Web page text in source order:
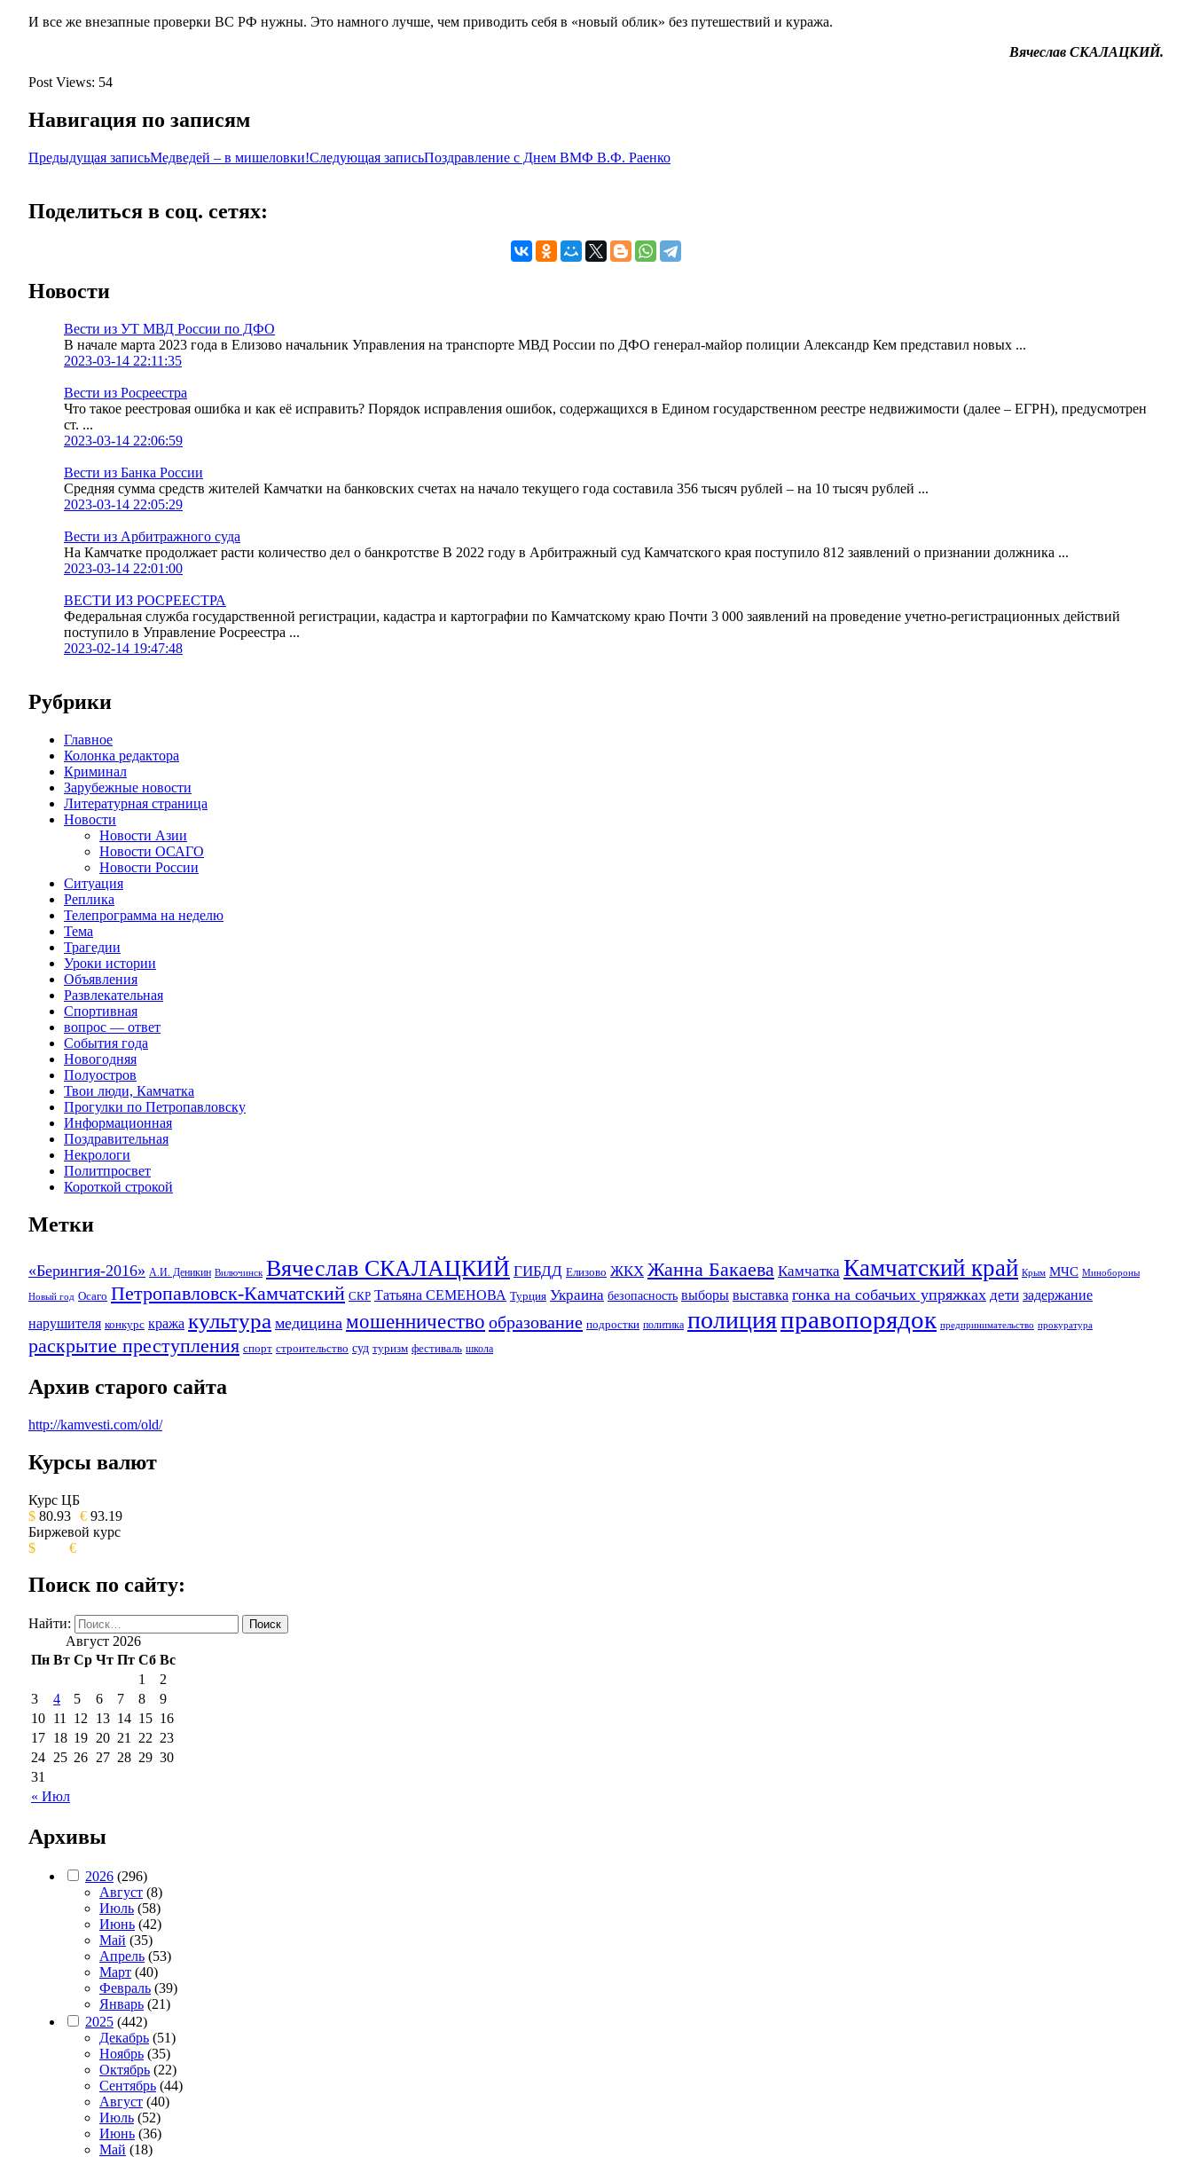
И все же внезапные проверки ВС РФ нужны. Это намного лучше, чем приводить себя в «новый облик» без путешествий и куража.
Вячеслав СКАЛАЦКИЙ.
Post Views: 54
Навигация по записям
Предыдущая записьМедведей – в мишеловки!Следующая записьПоздравление с Днем ВМФ В.Ф. Раенко
Поделиться в соц. сетях:
Новости
Вести из УТ МВД России по ДФО
В начале марта 2023 года в Елизово начальник Управления на транспорте МВД России по ДФО генерал-майор полиции Александр Кем представил новых ...
2023-03-14 22:11:35
Вести из Росреестра
Что такое реестровая ошибка и как её исправить? Порядок исправления ошибок, содержащихся в Едином государственном реестре недвижимости (далее – ЕГРН), предусмотрен
ст. ...
2023-03-14 22:06:59
Вести из Банка России
Средняя сумма средств жителей Камчатки на банковских счетах на начало текущего года составила 356 тысяч рублей – на 10 тысяч рублей ...
2023-03-14 22:05:29
Вести из Арбитражного суда
На Камчатке продолжает расти количество дел о банкротстве В 2022 году в Арбитражный суд Камчатского края поступило 812 заявлений о признании должника ...
2023-03-14 22:01:00
ВЕСТИ ИЗ РОСРЕЕСТРА
Федеральная служба государственной регистрации, кадастра и картографии по Камчатскому краю Почти 3 000 заявлений на проведение учетно-регистрационных действий
поступило в Управление Росреестра ...
2023-02-14 19:47:48
Рубрики
Главное
Колонка редактора
Криминал
Зарубежные новости
Литературная страница
Новости
Новости Азии
Новости ОСАГО
Новости России
Ситуация
Реплика
Телепрограмма на неделю
Тема
Трагедии
Уроки истории
Объявления
Развлекательная
Спортивная
вопрос — ответ
События года
Новогодняя
Полуостров
Твои люди, Камчатка
Прогулки по Петропавловску
Информационная
Поздравительная
Некрологи
Политпросвет
Короткой строкой
Метки
«Берингия-2016» А.И. Деникин Вилючинск Вячеслав СКАЛАЦКИЙ ГИБДД Елизово ЖКХ Жанна Бакаева Камчатка Камчатский край Крым МЧС Минобороны
Новый год Осаго Петропавловск-Камчатский СКР Татьяна СЕМЕНОВА Турция Украина безопасность выборы выставка гонка на собачьих упряжках дети задержание
нарушителя конкурс кража культура медицина мошенничество образование подростки политика полицияправопорядок предпринимательство прокуратура
раскрытие преступления спорт строительство суд туризм фестиваль школа
Архив старого сайта
http://kamvesti.com/old/
ОБЩЕСТВЕННО-ПОЛИТИЧЕСКОЕ ИЗДАНИЕ КАМЧАТСКОГО КРАЯ.
Курсы валют
Курс ЦБ
$ 80.93 € 93.19
Биржевой курс
$
€
Поиск по сайту:
Найти:
Август 2026
Пн Вт Ср Чт Пт Сб Вс
« Июл
1
2
3
4 5 6 7 8
9
10 11 12 13 14 15 16
17 18 19 20 21 22 23
24 25 26 27 28 29 30
31
Архивы
2026 (296)
Август (8)
Июль (58)
Июнь (42)
Май (35)
Апрель (53)
Март (40)
Февраль (39)
Январь (21)
2025 (442)
Декабрь (51)
Ноябрь (35)
Октябрь (22)
Сентябрь (44)
Август (40)
Июль (52)
Июнь (36)
Май (18)